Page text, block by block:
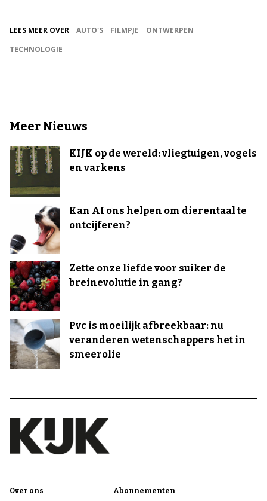
LEES MEER OVER AUTO'S FILMPJE
ONTWERPEN
TECHNOLOGIE
Meer Nieuws
KIJK op de wereld: vliegtuigen, vogels
en varkens
Kan AI ons helpen om dierentaal te
ontcijferen?
Zette onze liefde voor suiker de
breinevolutie in gang?
Pvc is moeilijk afbreekbaar: nu
veranderen wetenschappers het in
smeerolie
Over ons Abonnementen